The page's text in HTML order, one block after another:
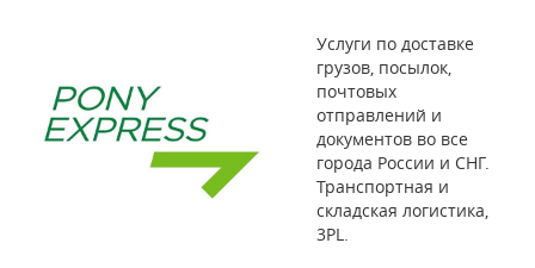
Услуги по доставке
грузов, посылок,
почтовых
отправлений и
документов во все
города России и СНГ.
Транспортная и
складская логистика,
3PL.